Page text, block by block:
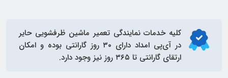
کلیه خدماتنمایندگی تعمیر ماشین ظرفشویی حایر
در آی‌پی امداد دارای ۳۰ روز گارانتی بوده و امکان
ارتقای گارانتی تا ۳۶۵ روز نیز وجود دارد.